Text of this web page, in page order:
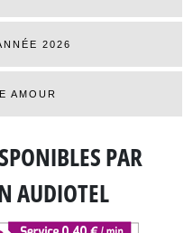
2026
AMOUR
PAR
AUDIOTEL